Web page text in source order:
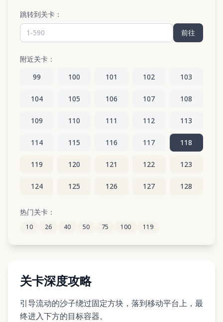
跳转到关卡：
前往
附近关卡：
99
100 101 102 103
104 105 106 107 108
109 110 111 112 113
114 115 116 117 118
119 120 121 122 123
124 125 126 127 128
129
134 135 136 137
热门关卡：
10 26 40 50 75 100 119
关卡深度攻略
引导流动的沙子绕过固定方块，落到移动平台上，最
终进入下方的目标容器。